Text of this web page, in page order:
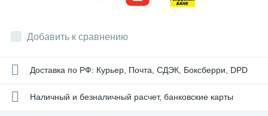
Добавить к сравнению
Доставка по РФ: Курьер, Почта, СДЭК, Боксберри, DPD
Наличный и безналичный расчет, банковские карты